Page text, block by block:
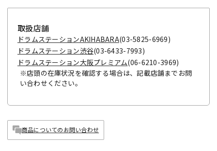
取扱店舗
ドラムステーションAKIHABARA(03-5825-6969)
ドラムステーション渋谷(03-6433-7993)
ドラムステーション大阪プレミアム(06-6210-3969)
※店頭の在庫状況を確認する場合は、記載店舗までお問
い合わせください。
商品についてのお問い合わせ